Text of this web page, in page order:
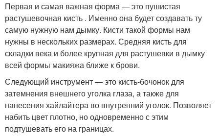
Первая и самая важная форма — это пушистая
растушевочная кисть . Именно она будет создавать ту
самую нужную нам дымку. Кисти такой формы нам
нужны в нескольких размерах. Средняя кисть для
складки века и более крупная для растушевки в дымку
всей формы макияжа ближе к брови.
Следующий инструмент — это кисть-бочонок для
затемнения внешнего уголка глаза, а также для
нанесения хайлайтера во внутренний уголок. Позволяет
набить цвет плотно, но одновременно с этим
подтушевать его на границах.